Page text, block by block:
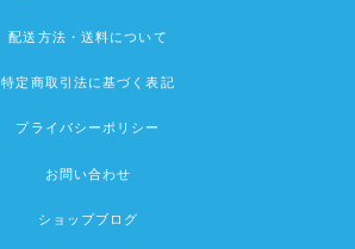
配送方法・送料について
特定商取引法に基づく表記
プライバシーポリシー
お問い合わせ
ショップブログ